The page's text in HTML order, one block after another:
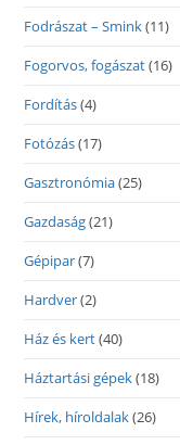
Fodrászat – Smink(11)
Fogorvos, fogászat(16)
Fordítás(4)
Fotózás(17)
Gasztronómia(25)
Gazdaság(21)
Gépipar(7)
Hardver(2)
Ház és kert(40)
Háztartási gépek(18)
Hírek, híroldalak(26)